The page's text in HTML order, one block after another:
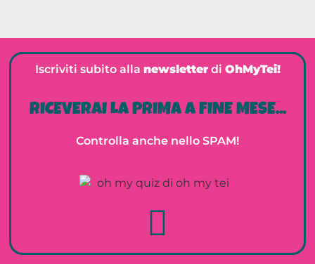
Iscriviti subito alla newsletterdi OhMyTei!
RICEVERAI LA PRIMA A FINE MESE...
Controlla anche nello SPAM!